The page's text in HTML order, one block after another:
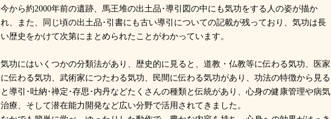
今から約2000年前の遺跡、馬王堆の出土品･導引図の中にも気功をする人の姿が描か
れ、また、同じ頃の出土品･引書にも古い導引についての記載が残っており、気功は長
い歴史をかけて次第にまとめられたことがわかっています。
気功にはいくつかの分類法があり、歴史的に見ると、道教・仏教等に伝わる気功、医家
に伝わる気功、武術家につたわる気功、民間に伝わる気功があり、功法の特徴から見る
と導引･吐納･禅定･存思･内丹などたくさんの種類と伝統があり、心身の健康管理や病気
治療、そして潜在能力開発など広い分野で活用されてきました。